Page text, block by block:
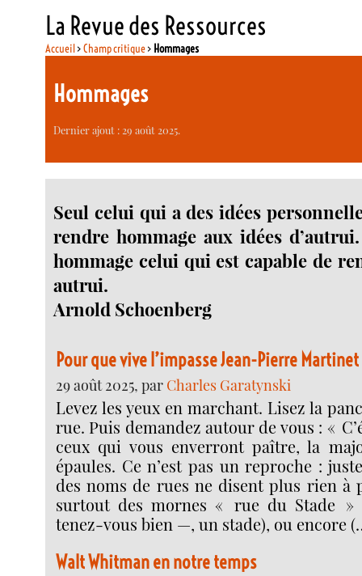
La Revue des Ressources
Accueil>Champ critique> Hommages
Hommages
Dernier ajout : 29 août 2025.
Seul celui qui a des idées
rendre hommage aux idées
hommage celui qui est capable de
autrui.
Arnold Schoenberg
Pour que vive l’impasse Jean-Pierre Martinet
29 août 2025, par Charles Garatynski
Levez les yeux en marchant. Lisez la
rue. Puis demandez autour de vous : «
ceux qui vous enverront paître, la
épaules. Ce n’est pas un reproche :
des noms de rues ne disent plus rien à
surtout des mornes « rue du Stade »
tenez-vous bien —, un stade), ou encore
Walt Whitman en notre temps